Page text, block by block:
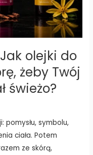
olejki do
żeby Twój
świeżo?
pomysłu, symbolu,
ciała. Potem
ze skórą,